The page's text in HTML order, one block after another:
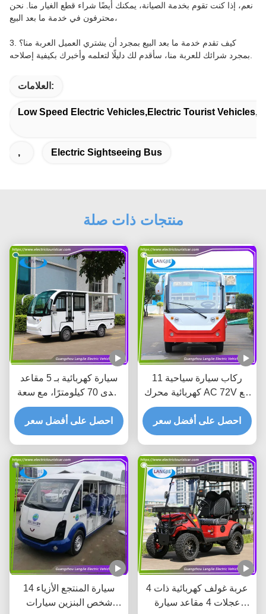
نعم، إذا كنت تقوم بخدمة الصيانة، يمكنك أيضًا شراء قطع الغيار منا. نحن
محترفون في خدمة ما بعد البيع،
3. كيف تقدم خدمة ما بعد البيع بمجرد أن يشتري العميل العربة منا؟
العلامات:
Low Speed Electric Vehicles,electric Tourist
, Electric Sightseeing Bus
منتجات ذات صلة
سيارة كهربائية بـ 5 مقاعد
بمدى 70 كيلومترًا، مع سعة
ركاب 5 مقاعد للفندق
احصل على أفضل سعر
11 ركاب سيارة سياحية
كهربائية محرك AC 72V مع
Max.Speed 30km/H
للفندق
احصل على أفضل سعر
سيارة المنتجع الأزياء 14
شخص البنزين سيارات
عربة غولف كهربائية ذات 4
عجلات 4 مقاعد سيارة